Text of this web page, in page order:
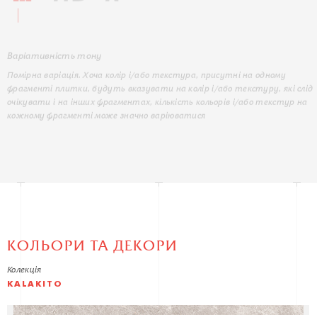
Помірна варіація. Хоча колір і/або текстура, присутні на одному
фрагменті плитки, будуть вказувати на колір і/або текстуру, які слід
очікувати і на інших фрагментах, кількість кольорів і/або текстур на
кожному фрагменті може значно варіюватися
КОЛЬОРИ ТА ДЕКОРИ
Колекція
KALAKITO